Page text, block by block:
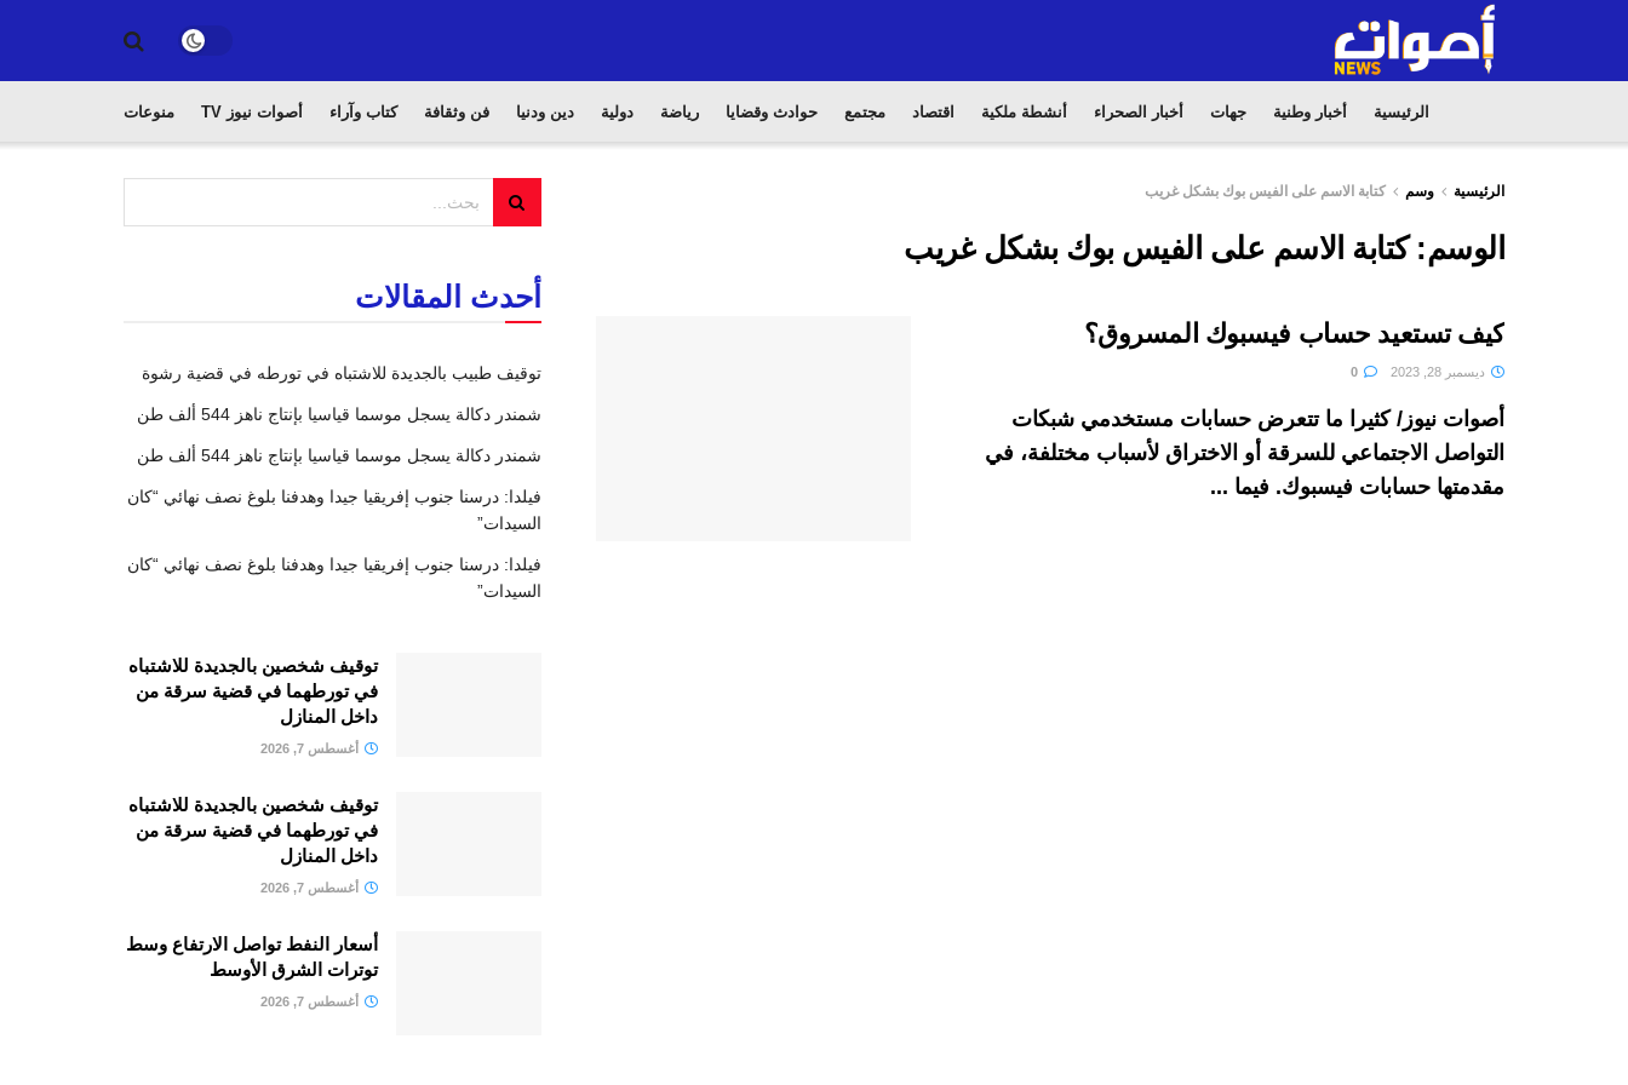
الرئيسية أخبار وطنية جهات أخبار الصحراء أنشطة ملكية اقتصاد مجتمع حوادث وقضايا رياضة دولية دين ودنيا فن وثقافة كتاب وآراء أصوات نيوز TV منوعات
الرئيسية وسم كتابة الاسم على الفيس بوك بشكل غريب
الوسم:كتابة الاسم على الفيس بوك بشكل غريب
كيف تستعيد حساب فيسبوك المسروق؟
ديسمبر 28, 2023
أصوات نيوز/ كثيرا ما تتعرض حسابات مستخدمي شبكات
التواصل الاجتماعي للسرقة أو الاختراق لأسباب مختلفة، في
مقدمتها حسابات فيسبوك. فيما ...
أحدث المقالات
توقيف طبيب بالجديدة للاشتباه في تورطه في قضية رشوة
شمندر دكالة يسجل موسما قياسيا بإنتاج ناهز 544 ألف طن
شمندر دكالة يسجل موسما قياسيا بإنتاج ناهز 544 ألف طن
فيلدا: درسنا جنوب إفريقيا جيدا وهدفنا بلوغ نصف نهائي “كان
السيدات”
فيلدا: درسنا جنوب إفريقيا جيدا وهدفنا بلوغ نصف نهائي “كان
السيدات”
توقيف شخصين بالجديدة للاشتباه
في تورطهما في قضية سرقة من
داخل المنازل
أغسطس 7, 2026
توقيف شخصين بالجديدة للاشتباه
في تورطهما في قضية سرقة من
داخل المنازل
أغسطس 7, 2026
أسعار النفط تواصل الارتفاع وسط
توترات الشرق الأوسط
أغسطس 7, 2026